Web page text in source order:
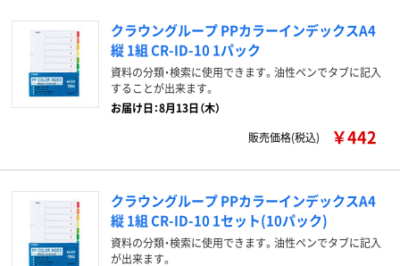
クラウングループ PPカラーインデックスA4
縦 1組 CR-ID-10 1パック
資料の分類・検索に使用できます。油性ペンでタブに記入
することが出来ます。
お届け日：8月13日（木）
販売価格(税込)
￥442
クラウングループ PPカラーインデックスA4
縦 1組 CR-ID-10 1セット(10パック)
資料の分類・検索に使用できます。油性ペンでタブに記入
が出来ます。